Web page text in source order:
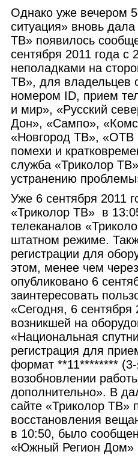
Однако уже вечером
ситуация» вновь
ТВ» появилось
сентября 2011 года с
неполадками на
ТВ», для владельцев
номером ID, прием
и мир», «Русский
Дон», «Сампо»,
«Новгород ТВ», «ОТВ
помехи и
служба «Триколор
устранению
Уже 6 сентября 2011
«Триколор ТВ» в
телеканалов
штатном режиме.
регистрации для
этом, менее чем
опубликовано 6
заинтересовать
«Сегодня, 6 сентября
возникшей на
«Национальная
регистрация для
формат **11********
возобновлении
дополнительно». В
сайте «Триколор ТВ»
восстановления
в 10:50, было
«Южный Регион Дом»